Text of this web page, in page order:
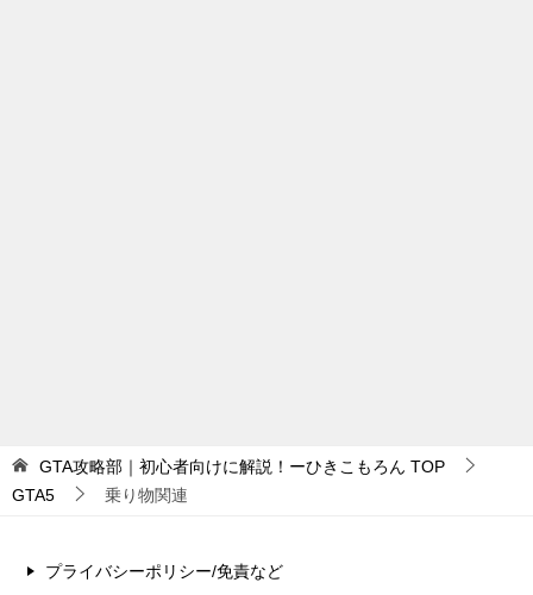
GTA攻略部｜初心者向けに解説！ーひきこもろん TOP
GTA5
乗り物関連
プライバシーポリシー/免責など